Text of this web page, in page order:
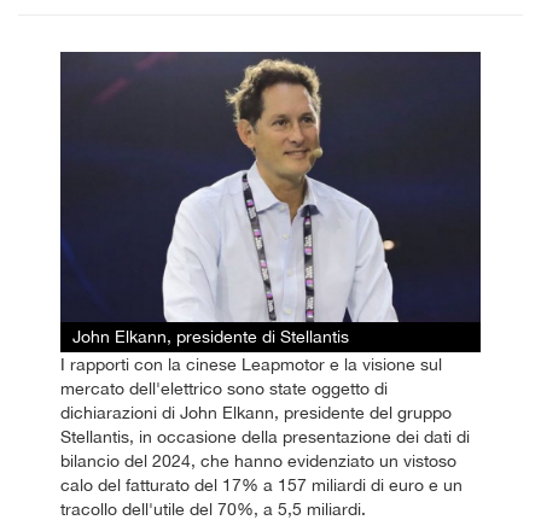
John Elkann, presidente di Stellantis
I rapporti con la cinese Leapmotor e la visione sul
mercato dell'elettrico sono state oggetto di
dichiarazioni di John Elkann, presidente del gruppo
Stellantis, in occasione della presentazione dei dati di
bilancio del 2024, che hanno evidenziato un vistoso
calo del fatturato del 17% a 157 miliardi di euro e un
tracollo dell'utile del 70%, a 5,5 miliardi.